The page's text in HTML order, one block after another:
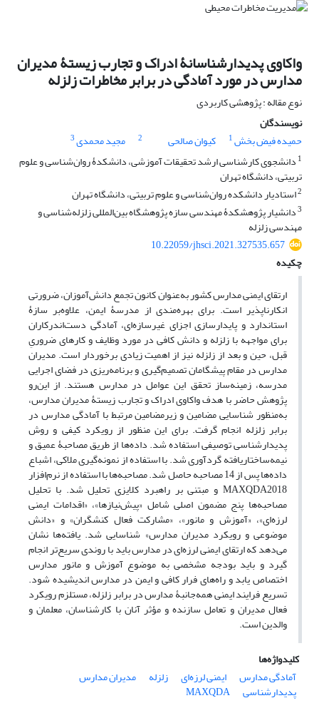
واکاوی پدیدارشناسانۀ ادراک و تجارب زیستۀ مدیران
مدارس در مورد آمادگی در برابر مخاطرات زلزله
نوع مقاله : پژوهشی کاربردی
نویسندگان
حمیده فیض بخش1 کیوان صالحی 2 مجید محمدی3
1 دانشجوی کارشناسی ارشد تحقیقات آموزشی، دانشکدۀ روان‌شناسی و علوم
تربیتی، دانشگاه تهران
2استادیار دانشکده روان‌شناسی و علوم تربیتی، دانشگاه تهران
3دانشیار پژوهشکدۀ مهندسی سازه پژوهشگاه بین‌المللی زلزله‌شناسی و
مهندسی زلزله
10.22059/jhsci.2021.327535.657
چکیده
ارتقای ایمنی مدارس کشور به‌عنوان کانون تجمع دانش‌آموزان، ضرورتی
انکارناپذیر است. برای بهره‌مندی از مدرسۀ ایمن، علاوه‌بر سازۀ
استاندارد و پایدارسازی اجزای غیرسازه‌ای، آمادگی دست‌اندرکاران
برای مواجهه با زلزله و دانش کافی در مورد وظایف و کارهای ضروریِ
قبل، حین و بعد از زلزله نیز از اهمیت زیادی برخوردار است. مدیران
مدارس در مقام پیشگامان تصمیم‌گیری و برنامه‌ریزی در فضای اجرایی
مدرسه، زمینه‌ساز تحقق این عوامل در مدارس هستند. از این‌رو
پژوهش حاضر با هدف واکاوی ادراک و تجارب زیستۀ مدیران مدارس،
به‌منظور شناسایی مضامین و زیرمضامین مرتبط با آمادگی مدارس در
برابر زلزله انجام گرفت. برای این منظور از رویکرد کیفی و روش
پدیدارشناسی توصیفی استفاده شد. داده‌ها از طریق مصاحبۀ عمیق و
نیمه‌ساختاریافته گردآوری شد. با استفاده از نمونه‌گیری ملاکی، اشباع
داده‌ها پس از 14 مصاحبه حاصل شد. مصاحبه‌ها با استفاده از نرم‌افزار
MAXQDA2018 و مبتنی بر راهبرد کلایزی تحلیل شد. با تحلیل
مصاحبه‌ها پنج مضمون اصلی شامل «پیش‌نیازها»، «اقدامات ایمنی
لرزه‌ای»، «آموزش و مانور»، «مشارکت فعال کنشگران» و «دانش
موضوعی و رویکرد مدیران مدارس» شناسایی شد. یافته‌ها نشان
می‌دهد که ارتقای ایمنی لرزه‌ای در مدارس باید با روندی سریع‌تر انجام
گیرد و باید بودجه مشخصی به موضوع آموزش و مانور مدارس
اختصاص یابد و راه‌های فرار کافی و ایمن در مدارس اندیشیده شود.
تسریع فرایند ایمنی همه‌جانبۀ مدارس در برابر زلزله، مستلزم رویکرد
فعال مدیران و تعامل سازنده و مؤثر آنان با کارشناسان، معلمان و
والدین است.
کلیدواژه‌ها
آمادگی مدارس
ایمنی لرزه‌ای زلزله مدیران مدارس
پدیدارشناسی MAXQDA